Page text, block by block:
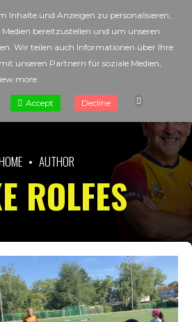
AUTHOR
ROLFES
Inhalte und Anzeigen zu personalisieren,
bereitzustellen und um unseren
Wir teilen auch Informationen über Ihre
unseren Partnern für soziale Medien,
more
Accept Decline